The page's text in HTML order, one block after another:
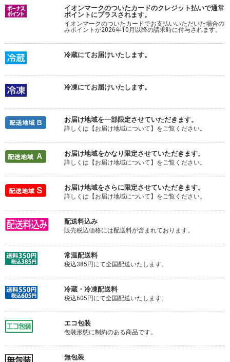
イオンマークのついたカードのクレジット払いで通常
ポイントにプラスされます。
イオンマークのついたカードでお支払いいただいた場合の
みポイントが2026年10月以降の請求時に付与されます。
冷蔵にてお届けいたします。
冷凍にてお届けいたします。
お届け地域を一部限定させていただきます。
詳しくは【お届け地域について】をご覧ください。
お届け地域をかなり限定させていただきます。
詳しくは【お届け地域について】をご覧ください。
お届け地域をさらに限定させていただきます。
詳しくは【お届け地域について】をご覧ください。
配送料込み
販売税込価格には配送料が含まれております。
常温配送料
税込385円にて全国配送いたします。
冷蔵・冷凍配送料
税込605円にて全国配送いたします。
エコ包装
包装形態に制約のある商品です。
無包装